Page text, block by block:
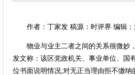
作者：丁家发 稿源：时评界 编辑：
物业与业主二者之间的关系很微妙，
发文称：该区党政机关、事业单位、国
位书面说明情况;对无正当理由拒不缴